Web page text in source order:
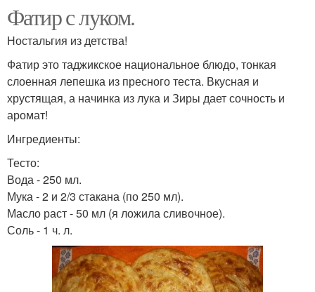
Фатир с луком.
Ностальгия из детства!
Фатир это таджикское национальное блюдо, тонкая
слоенная лепешка из пресного теста. Вкусная и
хрустящая, а начинка из лука и Зиры дает сочность и
аромат!
Ингредиенты:
Тесто:
Вода - 250 мл.
Мука - 2 и 2/3 стакана (по 250 мл).
Масло раст - 50 мл (я ложила сливочное).
Соль - 1 ч. л.